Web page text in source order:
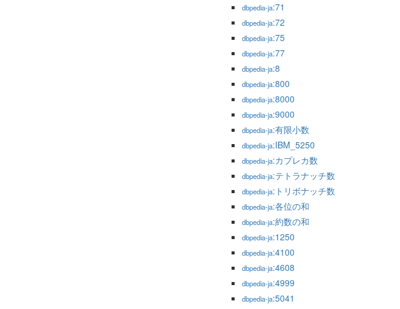
dbpedia-ja:71
dbpedia-ja:72
dbpedia-ja:75
dbpedia-ja:77
dbpedia-ja:8
dbpedia-ja:800
dbpedia-ja:8000
dbpedia-ja:9000
dbpedia-ja:有限小数
dbpedia-ja:IBM_5250
dbpedia-ja:カプレカ数
dbpedia-ja:テトラナッチ数
dbpedia-ja:トリボナッチ数
dbpedia-ja:各位の和
dbpedia-ja:約数の和
dbpedia-ja:1250
dbpedia-ja:4100
dbpedia-ja:4608
dbpedia-ja:4999
dbpedia-ja:5041